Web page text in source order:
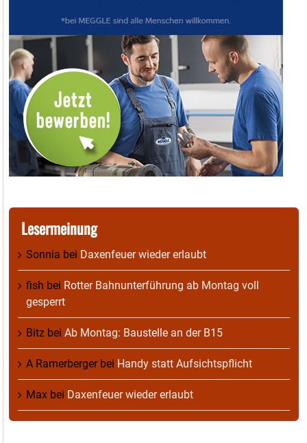
Lesermeinung
Sonnia bei Daxenfeuer wieder erlaubt
fish bei Rotter Bahnunterführung ab Montag voll
gesperrt
Bitz bei Ab Montag: Baustelle an der B15
A Ramerbergerbei Handy statt Aufsichtspflicht
Max bei Daxenfeuer wieder erlaubt